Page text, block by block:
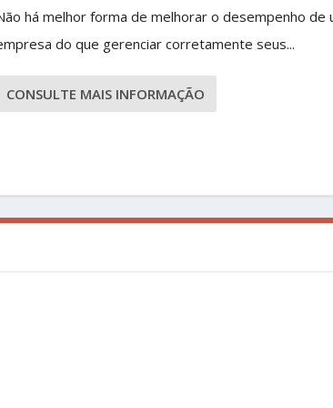
há melhor forma de melhorar o desempenho de
do que gerenciar corretamente seus...
CONSULTE MAIS INFORMAÇÃO